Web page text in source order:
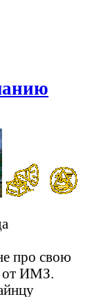
про свою
от ИМЗ.